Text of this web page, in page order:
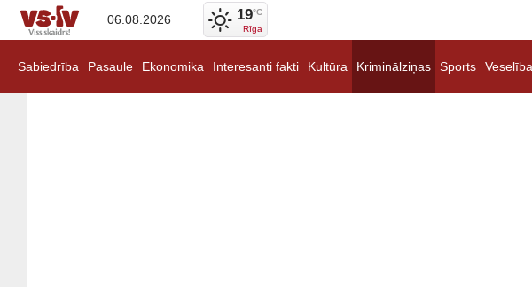
06.08.2026 19°C
Rīga
Sabiedrība Pasaule Ekonomika Interesanti fakti Kultūra Kriminālziņas Sports Veselība